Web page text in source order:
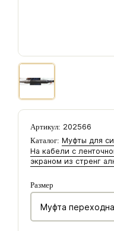
Артикул: 202566
Каталог: Муфты для
На кабели с
экраном из стренг
Размер